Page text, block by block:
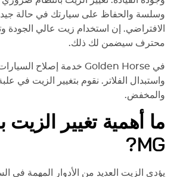
down in
to look for a new
that finding
to require
That's
enthusiasm, and
still
and highly
وسلسة والحفاظ على سيارتك في حالة
الافتراضي. إن استخدام زيت عالي الجودة
محترف سيضمن لك ذلك.
في Golden Horse خدمة إصلاح
واستبدال الفلاتر. نقوم بتغيير الزيت في
والمخفض.
ما أهمية تغيير الزيت
MG
?
يؤدي الزيت العديد من الأدوار المهمة في